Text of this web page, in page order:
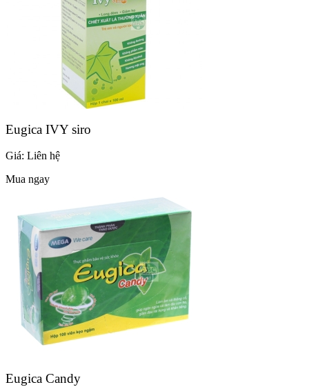
Eugica IVY siro
Giá: Liên hệ
Mua ngay
Eugica Candy